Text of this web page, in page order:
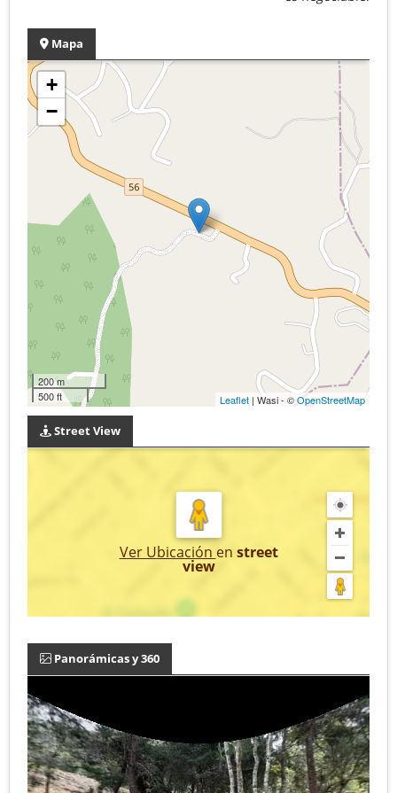
Mapa
+
−
200 m
500 ft
Leaflet | Wasi - ©OpenStreetMap
Street View
Ver Ubicación en street
view
Panorámicas y 360